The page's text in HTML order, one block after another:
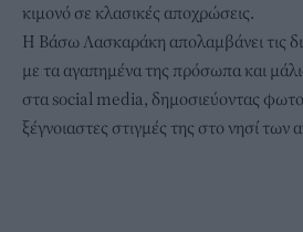
κιμονό σε κλασικές αποχρώσεις.
Η Βάσω Λασκαράκη απολαμβάνει τις
με τα αγαπημένα της πρόσωπα και
στα social media, δημοσιεύοντας
ξέγνοιαστες στιγμές της στο νησί των